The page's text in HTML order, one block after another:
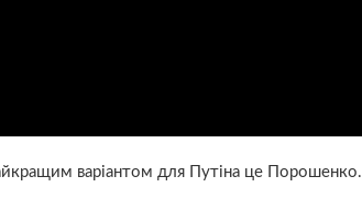
варіантом для Путіна це Порошенко.